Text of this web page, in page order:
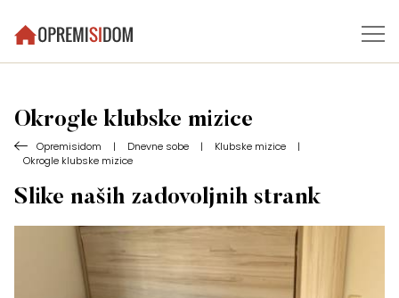
Okrogle klubske mizice
Opremisidom | Dnevne sobe | Klubske mizice
|
Okrogle klubske mizice
Slike naših zadovoljnih strank